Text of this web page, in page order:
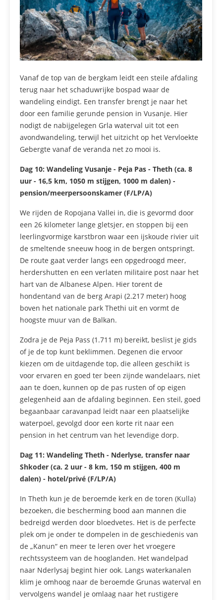
Vanaf de top van de bergkam leidt een steile afdaling
terug naar het schaduwrijke bospad waar de
wandeling eindigt. Een transfer brengt je naar het
door een familie gerunde pension in Vusanje. Hier
nodigt de nabijgelegen Grla waterval uit tot een
avondwandeling, terwijl het uitzicht op het Vervloekte
Gebergte vanaf de veranda net zo mooi is.
Dag 10: Wandeling Vusanje - Peja Pas - Theth (ca. 8
uur - 16,5 km, 1050 m stijgen, 1000 m dalen) -
pension/meerpersoonskamer (F/LP/A)
We rijden de Ropojana Vallei in, die is gevormd door
een 26 kilometer lange gletsjer, en stoppen bij een
leerlingvormige karstbron waar een ijskoude rivier uit
de smeltende sneeuw hoog in de bergen ontspringt.
De route gaat verder langs een opgedroogd meer,
herdershutten en een verlaten militaire post naar het
hart van de Albanese Alpen. Hier torent de
hondentand van de berg Arapi (2.217 meter) hoog
boven het nationale park Thethi uit en vormt de
hoogste muur van de Balkan.
Zodra je de Peja Pass (1.711 m) bereikt, beslist je gids
of je de top kunt beklimmen. Degenen die ervoor
kiezen om de uitdagende top, die alleen geschikt is
voor ervaren en goed ter been zijnde wandelaars, niet
aan te doen, kunnen op de pas rusten of op eigen
gelegenheid aan de afdaling beginnen. Een steil, goed
begaanbaar caravanpad leidt naar een plaatselijke
waterpoel, gevolgd door een korte rit naar een
pension in het centrum van het levendige dorp.
Dag 11: Wandeling Theth - Nderlyse, transfer naar
Shkoder (ca. 2 uur - 8 km, 150 m stijgen, 400 m
dalen) - hotel/privé (F/LP/A)
In Theth kun je de beroemde kerk en de toren (Kulla)
bezoeken, die bescherming bood aan mannen die
bedreigd werden door bloedvetes. Het is de perfecte
plek om je onder te dompelen in de geschiedenis van
de „Kanun“ en meer te leren over het vroegere
rechtssysteem van de hooglanden. Het wandelpad
naar Nderlysaj begint hier ook. Langs waterkanalen
klim je omhoog naar de beroemde Grunas waterval en
vervolgens wandel je omlaag naar het rustigere